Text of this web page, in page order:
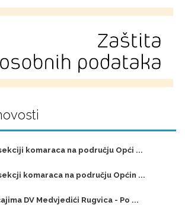
komaraca na području Opći ...
komaraca na području Općin ...
DV Medvjedići Rugvica - Po ...